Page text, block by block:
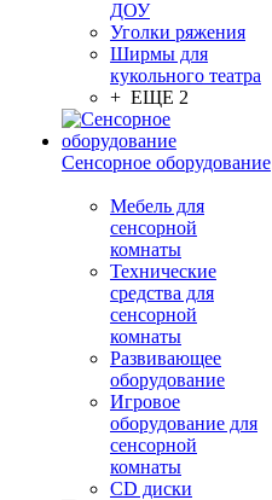
ДОУ
Уголки ряжения
Ширмы для
кукольного театра
+ ЕЩЕ 2
Сенсорное оборудование
Мебель для
сенсорной
комнаты
Технические
средства для
сенсорной
комнаты
Развивающее
оборудование
Игровое
оборудование для
сенсорной
комнаты
CD диски